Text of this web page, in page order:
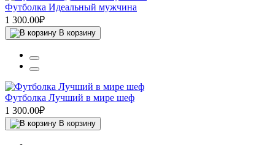
Футболка Идеальный мужчина
1 300.00₽
В корзину
Футболка Лучший в мире шеф
1 300.00₽
В корзину